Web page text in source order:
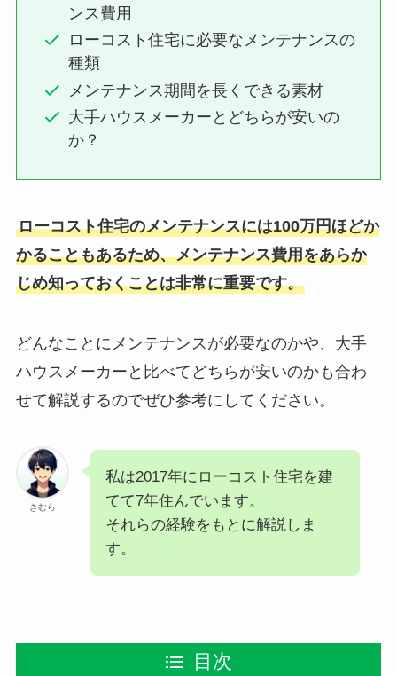
ンス費用
ローコスト住宅に必要なメンテナンスの
種類
メンテナンス期間を長くできる素材
大手ハウスメーカーとどちらが安いの
か？
ローコスト住宅のメンテナンスには100万円ほどか
かることもあるため、メンテナンス費用をあらか
じめ知っておくことは非常に重要です。
どんなことにメンテナンスが必要なのかや、大手
ハウスメーカーと比べてどちらが安いのかも合わ
せて解説するのでぜひ参考にしてください。
きむら
私は2017年にローコスト住宅を建
てて7年住んでいます。
それらの経験をもとに解説しま
す。
目次